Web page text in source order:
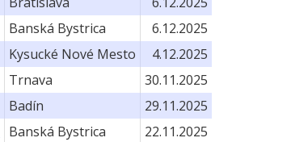
Banská Bystrica
6.12.2025
Kysucké Nové Mesto
4.12.2025
Trnava
30.11.2025
Badín
29.11.2025
Banská Bystrica
22.11.2025